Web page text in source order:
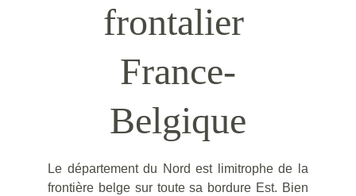
frontalier
France-
Belgique
Le département du Nord est limitrophe de la
frontière belge sur toute sa bordure Est. Bien